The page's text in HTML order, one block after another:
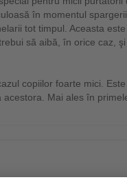
în momentul
tot timpul. Aceasta
să aibă, în orice caz, şi
copiilor foarte mici.
Mai ales în